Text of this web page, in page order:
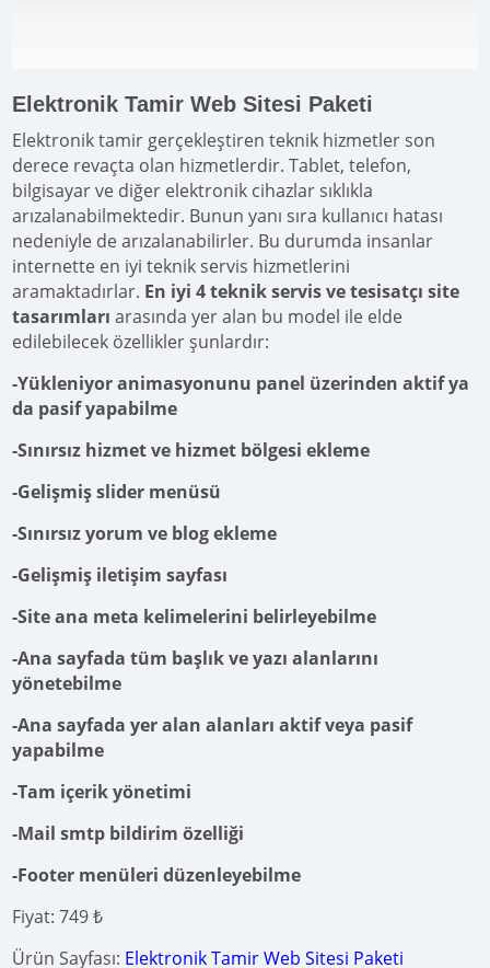
Elektronik Tamir Web Sitesi Paketi
Elektronik tamir gerçekleştiren teknik hizmetler son
derece revaçta olan hizmetlerdir. Tablet, telefon,
bilgisayar ve diğer elektronik cihazlar sıklıkla
arızalanabilmektedir. Bunun yanı sıra kullanıcı hatası
nedeniyle de arızalanabilirler. Bu durumda insanlar
internette en iyi teknik servis hizmetlerini
aramaktadırlar. En iyi 4 teknik servis ve tesisatçı site
tasarımlarıarasında yer alan bu model ile elde
edilebilecek özellikler şunlardır:
-Yükleniyor animasyonunu panel üzerinden aktif ya
da pasif yapabilme
-Sınırsız hizmet ve hizmet bölgesi ekleme
-Gelişmiş slider menüsü
-Sınırsız yorum ve blog ekleme
-Gelişmiş iletişim sayfası
-Site ana meta kelimelerini belirleyebilme
-Ana sayfada tüm başlık ve yazı alanlarını
yönetebilme
-Ana sayfada yer alan alanları aktif veya pasif
yapabilme
-Tam içerik yönetimi
-Mail smtp bildirim özelliği
-Footer menüleri düzenleyebilme
Fiyat: 749 ₺
Ürün Sayfası: Elektronik Tamir Web Sitesi Paketi